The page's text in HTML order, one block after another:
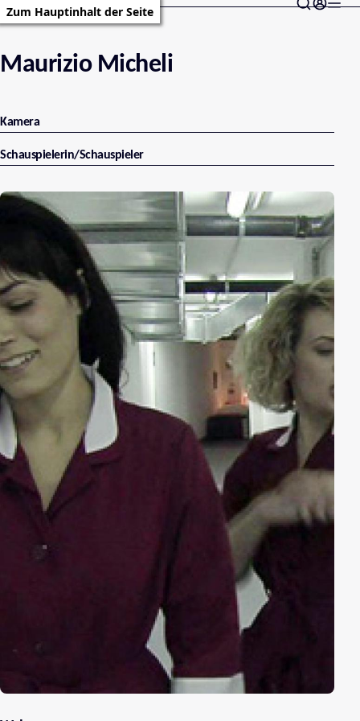
Zum Hauptinhalt der Seite
Maurizio Micheli
Kamera
Schauspielerin/Schauspieler